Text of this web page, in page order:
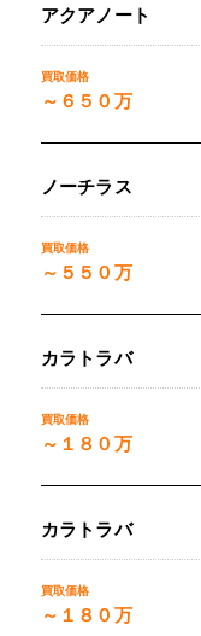
アクアノート
～６５０万
ノーチラス
～５５０万
カラトラバ
～１８０万
カラトラバ
～１８０万